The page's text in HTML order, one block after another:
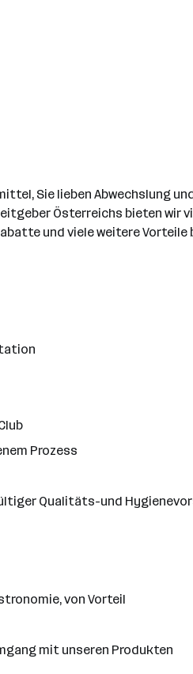
Sie lieben Abwechslung
Österreichs bieten
und viele weitere
Prozess
Qualitäts-und
von Vorteil
mit unseren Produkten